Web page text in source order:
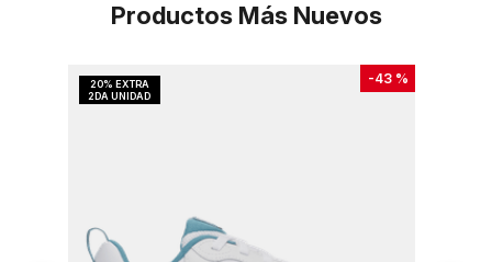
Productos Más Nuevos
-43 %